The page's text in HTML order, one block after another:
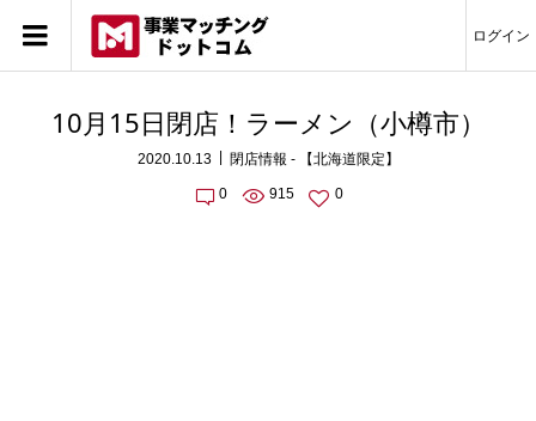
ログイン
10月15日閉店！ラーメン（小樽市）
2020.10.13 閉店情報 - 【北海道限定】
0 915 0